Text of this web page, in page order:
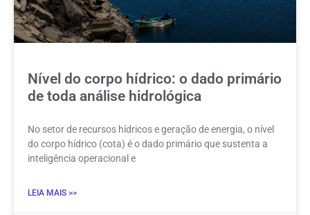
Nível do corpo hídrico: o dado primário
de toda análise hidrológica
No setor de recursos hídricos e geração de energia, o nível
do corpo hídrico (cota) é o dado primário que sustenta a
inteligência operacional e
LEIA MAIS >>